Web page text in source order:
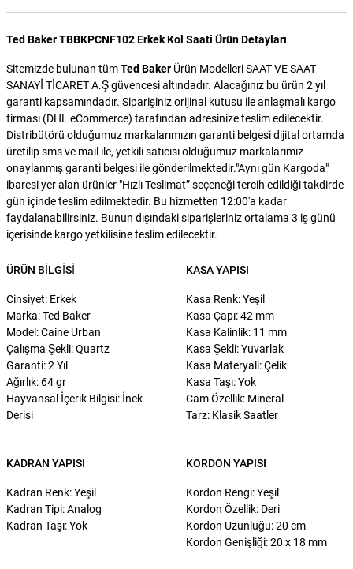
Ted Baker TBBKPCNF102 Erkek Kol Saati Ürün Detayları
Sitemizde bulunan tümTed Baker Ürün Modelleri SAAT VE SAAT
SANAYİ TİCARET A.Ş güvencesi altındadır. Alacağınız bu ürün 2 yıl
garanti kapsamındadır. Siparişiniz orijinal kutusu ile anlaşmalı kargo
firması (DHL eCommerce) tarafından adresinize teslim edilecektir.
Distribütörü olduğumuz markalarımızın garanti belgesi dijital ortamda
üretilip sms ve mail ile, yetkili satıcısı olduğumuz markalarımız
onaylanmış garanti belgesi ile gönderilmektedir."Aynı gün Kargoda"
ibaresi yer alan ürünler "Hızlı Teslimat” seçeneği tercih edildiği takdirde
gün içinde teslim edilmektedir. Bu hizmetten 12:00'a kadar
faydalanabilirsiniz. Bunun dışındaki siparişleriniz ortalama 3 iş günü
içerisinde kargo yetkilisine teslim edilecektir.
ÜRÜN BILGISI
Cinsiyet: Erkek
Marka: Ted Baker
Model: Caine Urban
Çalışma Şekli: Quartz
Garanti: 2 Yıl
Ağırlık: 64 gr
Hayvansal İçerik Bilgisi: İnek
Derisi
KASA YAPISI
Kasa Renk: Yeşil
Kasa Çapı: 42 mm
Kasa Kalinlik: 11 mm
Kasa Şekli: Yuvarlak
Kasa Materyali: Çelik
Kasa Taşı: Yok
Cam Özellik: Mineral
Tarz: Klasik Saatler
KADRAN YAPISI
Kadran Renk: Yeşil
Kadran Tipi: Analog
Kadran Taşı: Yok
KORDON YAPISI
Kordon Rengi: Yeşil
Kordon Özellik: Deri
Kordon Uzunluğu: 20 cm
Kordon Genişliği: 20 x 18 mm